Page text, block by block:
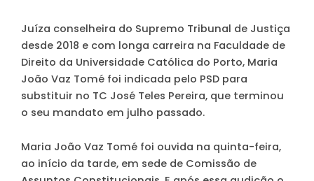
Juíza conselheira do Supremo Tribunal de Justiça
desde 2018 e com longa carreira na Faculdade de
Direito da Universidade Católica do Porto, Maria
João Vaz Tomé foi indicada pelo PSD para
substituir no TC José Teles Pereira, que terminou
o seu mandato em julho passado.
Maria João Vaz Tomé foi ouvida na quinta-feira,
ao início da tarde, em sede de Comissão de